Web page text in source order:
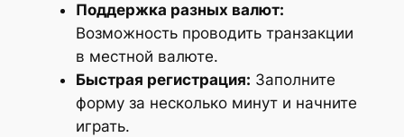
Поддержка разных валют:
Возможность проводить транзакции
в местной валюте.
Быстрая регистрация: Заполните
форму за несколько минут и начните
играть.